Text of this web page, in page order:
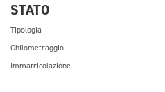
STATO
Tipologia
Chilometraggio
Immatricolazione